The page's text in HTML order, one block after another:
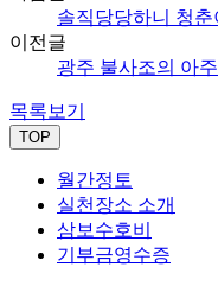
솔직당당하니 청춘
이전글
광주 불사조의 아
목록보기
TOP
월간정토
실천장소 소개
삼보수호비
기부금영수증